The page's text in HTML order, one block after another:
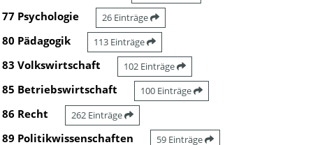
77 Psychologie 26 Einträge
80 Pädagogik 113 Einträge
83 Volkswirtschaft 102 Einträge
85 Betriebswirtschaft 100 Einträge
86 Recht 262 Einträge
89 Politikwissenschaften 59 Einträge